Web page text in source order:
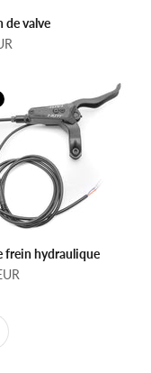
de valve
frein hydraulique